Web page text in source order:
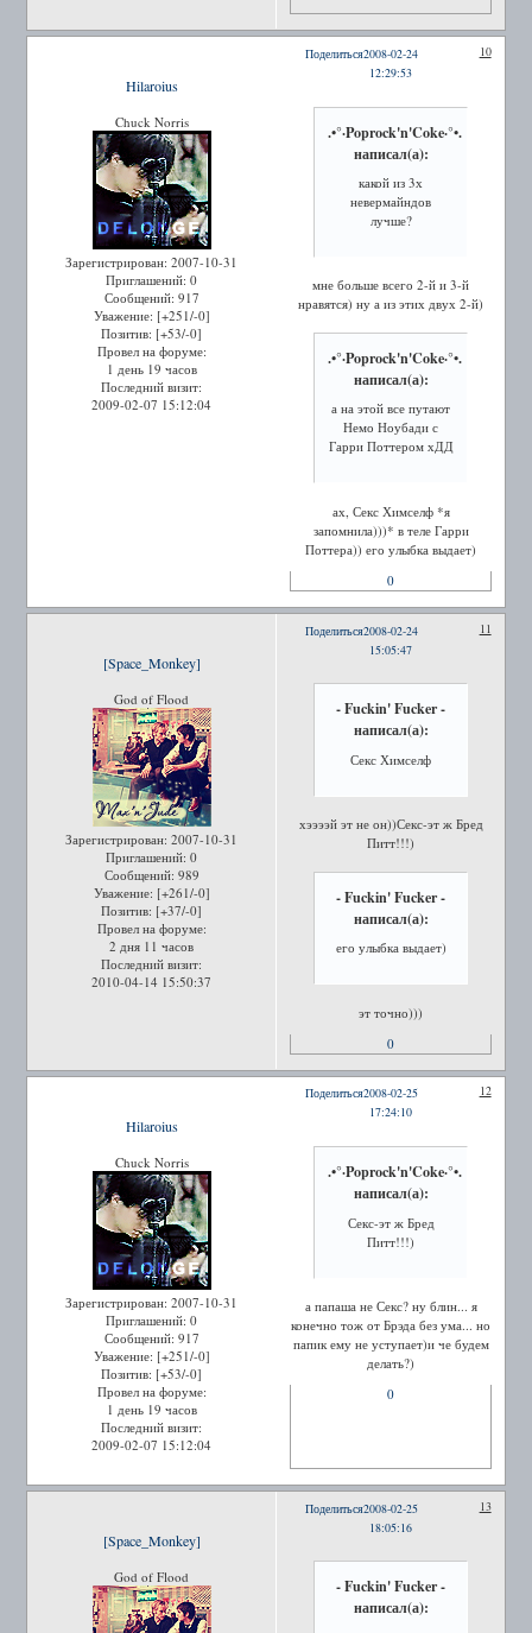
Поделиться 10
2008-02-24
12:29:53
Hilaroius
Chuck Norris
Зарегистрирован: 2007-10-31
Приглашений: 0
Сообщений: 917
Уважение: [+251/-0]
Позитив: [+53/-0]
Провел на форуме:
1 день 19 часов
Последний визит:
2009-02-07 15:12:04
.•°·Poprock'n'Coke·°•.
написал(а):
какой из 3х
невермайндов
лучше?
мне больше всего 2-й и 3-й
нравятся) ну а из этих двух 2-й)
.•°·Poprock'n'Coke·°•.
написал(а):
а на этой все путают
Немо Ноубади с
Гарри Поттером хДД
ах, Секс Химселф *я
запомнила)))* в теле Гарри
Поттера)) его улыбка выдает)
0
Поделиться 11
2008-02-24
15:05:47
[Space_Monkey]
God of Flood
Зарегистрирован: 2007-10-31
Приглашений: 0
Сообщений: 989
Уважение: [+261/-0]
Позитив: [+37/-0]
Провел на форуме:
2 дня 11 часов
Последний визит:
2010-04-14 15:50:37
- Fuckin' Fucker -
написал(а):
Секс Химселф
хээээй эт не он))Секс-эт ж Бред
Питт!!!)
- Fuckin' Fucker -
написал(а):
его улыбка выдает)
эт точно)))
0
Поделиться 12
2008-02-25
17:24:10
Hilaroius
Chuck Norris
Зарегистрирован: 2007-10-31
Приглашений: 0
Сообщений: 917
Уважение: [+251/-0]
Позитив: [+53/-0]
Провел на форуме:
1 день 19 часов
Последний визит:
2009-02-07 15:12:04
.•°·Poprock'n'Coke·°•.
написал(а):
Секс-эт ж Бред
Питт!!!)
а папаша не Секс? ну блин... я
конечно тож от Брэда без ума... но
папик ему не уступает)и че будем
делать?)
0
Поделиться 13
2008-02-25
18:05:16
[Space_Monkey]
God of Flood
- Fuckin' Fucker -
написал(а):